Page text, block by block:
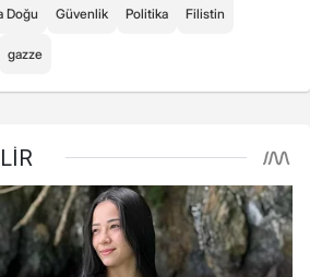
Doğu Güvenlik Politika Filistin
gazze